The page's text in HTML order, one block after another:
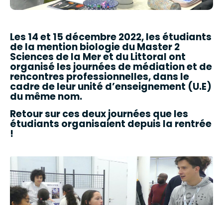
Les 14 et 15 décembre 2022, les étudiants
de la mention biologie du Master 2
Sciences de la Mer et du Littoral ont
organisé les journées de médiation et de
rencontres professionnelles, dans le
cadre de leur unité d’enseignement (U.E)
du même nom.
Retour sur ces deux journées que les
étudiants organisaient depuis la rentrée
!